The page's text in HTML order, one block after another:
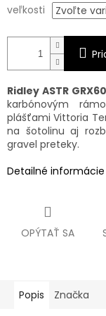
veľkosti
Ridley ASTR
karbónovým
plášťami Vittoria
na šotolinu aj
gravel preteky.
Detailné informácie
OPÝTAŤ SA
Popis Značka